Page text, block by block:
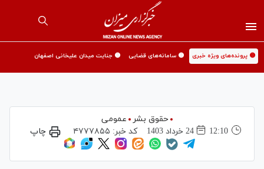
🟡 پرونده‌های ویژه خبری 🟡 سامانه‌های قضایی 🟡 جنایت میدان علیخانی اصفهان
حقوق بشر
عمومی
12:10
24 خرداد 1403 کد خبر: ۴۷۷۷۸۵۵ چاپ